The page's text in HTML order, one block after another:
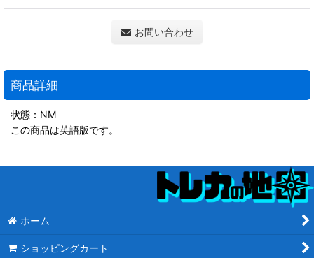
お問い合わせ
商品詳細
状態：NM
この商品は英語版です。
ホーム
ショッピングカート